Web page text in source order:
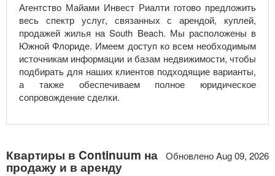
Агентство Майами Инвест Риалти готово предложить
весь спектр услуг, связанных с арендой, куплей,
продажей жилья на South Beach. Мы расположены в
Южной Флориде. Имеем доступ ко всем необходимым
источникам информации и базам недвижимости, чтобы
подбирать для наших клиентов подходящие варианты,
а также обеспечиваем полное юридическое
сопровождение сделки.
Обновлено Aug 09, 2026
Квартиры в Continuum на
продажу и в аренду